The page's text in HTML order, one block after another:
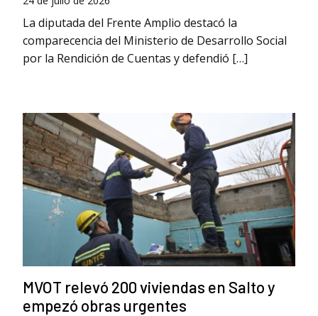
La diputada del Frente Amplio destacó la
comparecencia del Ministerio de Desarrollo Social
por la Rendición de Cuentas y defendió […]
MVOT relevó 200 viviendas en Salto y
empezó obras urgentes